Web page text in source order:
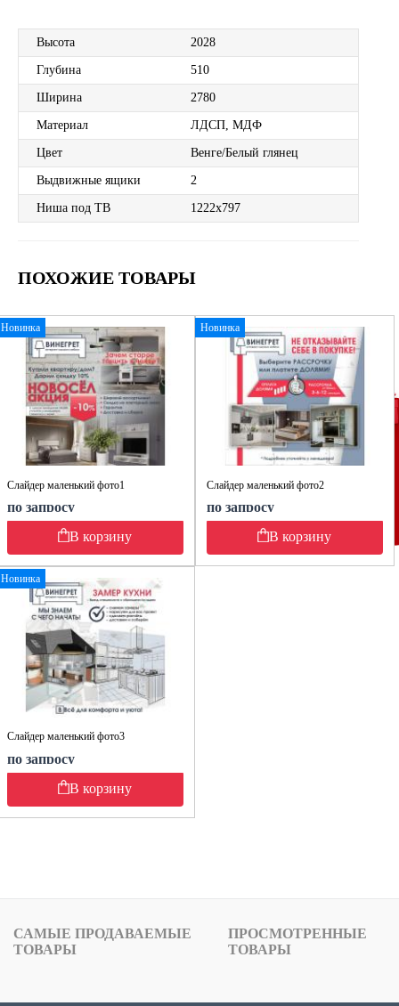
Высота 2028
Глубина 510
Ширина 2780
Материал ЛДСП, МДФ
Цвет Венге/Белый глянец
Выдвижные ящики 2
Ниша под ТВ 1222х797
ПОХОЖИЕ ТОВАРЫ
Новинка
Слайдер маленький фото1
по запросу
В корзину
Новинка
Слайдер маленький фото2
по запросу
В корзину
Новинка
Слайдер маленький фото3
по запросу
В корзину
САМЫЕ ПРОДАВАЕМЫЕ
ТОВАРЫ
ПРОСМОТРЕННЫЕ
ТОВАРЫ